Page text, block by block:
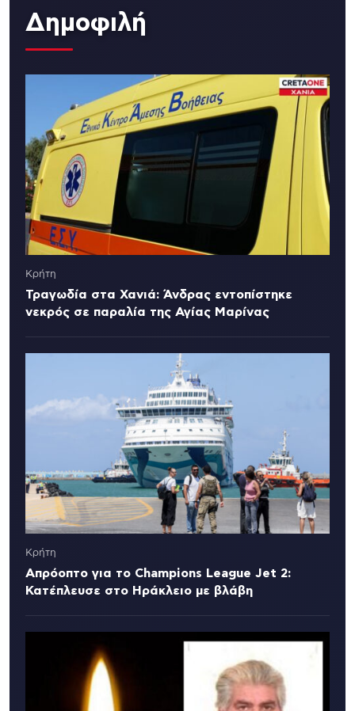
Δημοφιλή
Κρήτη
Τραγωδία στα Χανιά: Άνδρας εντοπίστηκε
νεκρός σε παραλία της Αγίας Μαρίνας
Κρήτη
Απρόοπτο για το Champions League Jet 2:
Κατέπλευσε στο Ηράκλειο με βλάβη